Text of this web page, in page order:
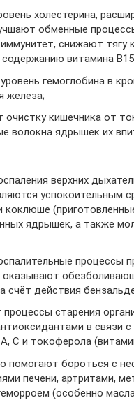
холестерина,
обменные
снижают тягу
содержанию витамина
гемоглобина в
железа;
очистку кишечника от
волокна ядрышек их
верхних
успокоительным
коклюше
ядрышек, а также
процессы
оказывают
счёт действия
старения
в связи с
С и токоферола
помогают бороться с
печени, артритами,
(особенно